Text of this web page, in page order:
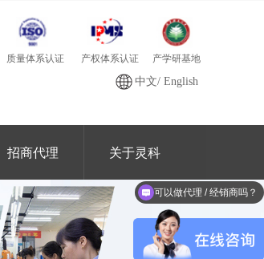
质量体系认证 产权体系认证 产学研基地
中文/English
招商代理 关于灵科
可以做代理 / 经销商吗？